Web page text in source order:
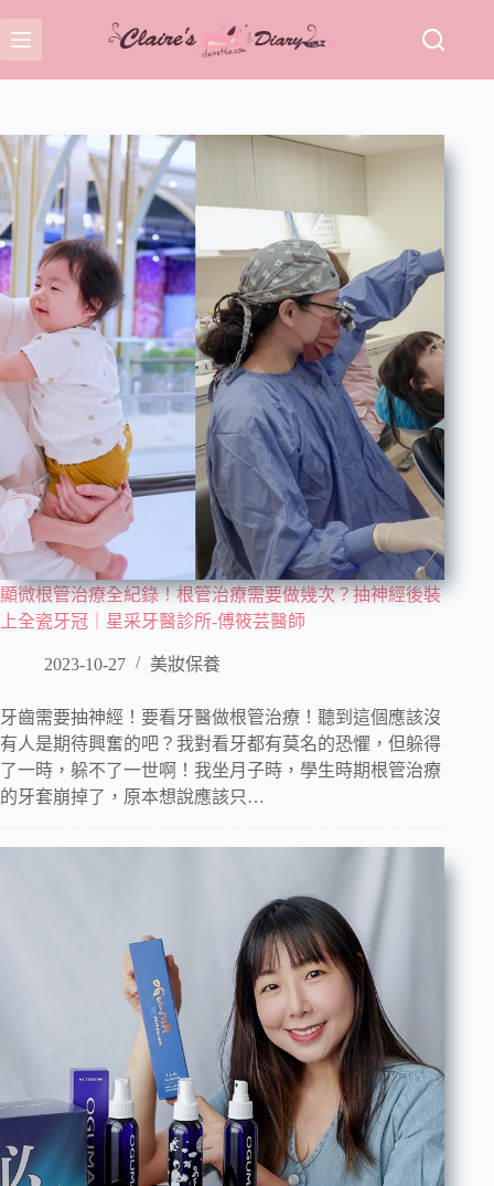
至
主
容
顯微根管治療全紀錄！根管治療需要做幾次？抽神經後裝
上全瓷牙冠｜星采牙醫診所-傅筱芸醫師
2023-10-27 美妝保養
牙齒需要抽神經！要看牙醫做根管治療！聽到這個應該沒
有人是期待興奮的吧？我對看牙都有莫名的恐懼，但躲得
了一時，躲不了一世啊！我坐月子時，學生時期根管治療
的牙套崩掉了，原本想說應該只…